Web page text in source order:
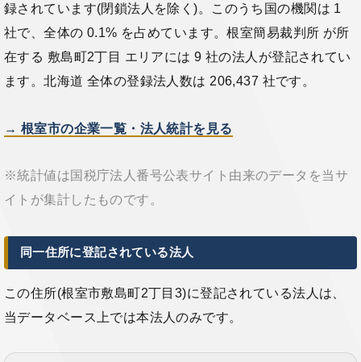
録されています(閉鎖法人を除く)。このうち国の機関は 1
社で、全体の 0.1% を占めています。根室簡易裁判所 が所
在する 敷島町2丁目 エリアには 9 社の法人が登記されてい
ます。北海道 全体の登録法人数は 206,437 社です。
→ 根室市の企業一覧・法人統計を見る
※統計値は国税庁法人番号公表サイト由来のデータを当サ
イトが集計したものです。
同一住所に登記されている法人
この住所(根室市敷島町2丁目3)に登記されている法人は、
当データベース上では本法人のみです。